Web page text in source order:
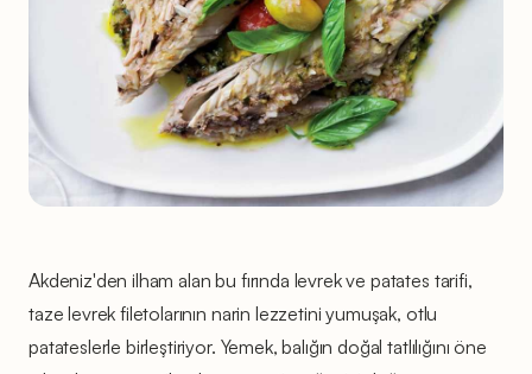
Akdeniz'den ilham alan bu fırında levrek ve patates tarifi,
taze levrek filetolarının narin lezzetini yumuşak, otlu
patateslerle birleştiriyor. Yemek, balığın doğal tatlılığını öne